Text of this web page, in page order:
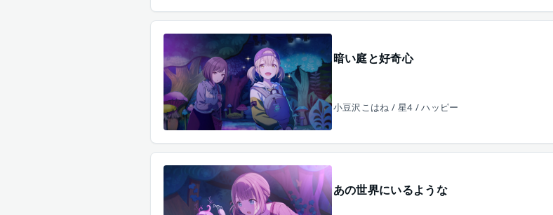
暗い庭と好奇心
小豆沢こはね / 星4 / ハッピー
あの世界にいるような